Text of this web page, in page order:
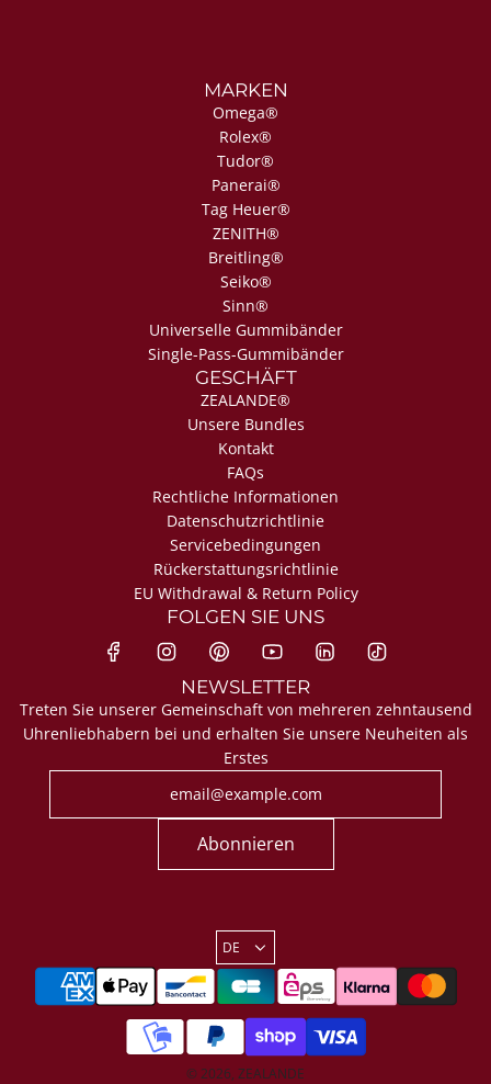
MARKEN
Omega®
Rolex®
Tudor®
Panerai®
Tag Heuer®
ZENITH®
Breitling®
Seiko®
Sinn®
Universelle Gummibänder
Single-Pass-Gummibänder
GESCHÄFT
ZEALANDE®
Unsere Bundles
Kontakt
FAQs
Rechtliche Informationen
Datenschutzrichtlinie
Servicebedingungen
Rückerstattungsrichtlinie
EU Withdrawal & Return Policy
FOLGEN SIE UNS
NEWSLETTER
Treten Sie unserer Gemeinschaft von mehreren zehntausend
Uhrenliebhabern bei und erhalten Sie unsere Neuheiten als
Erstes
Abonnieren
DE
© 2026, ZEALANDE